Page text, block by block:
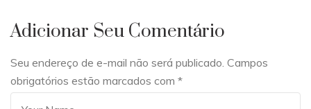
Adicionar Seu Comentário
Seu endereço de e-mail não será publicado. Campos
obrigatórios estão marcados com *